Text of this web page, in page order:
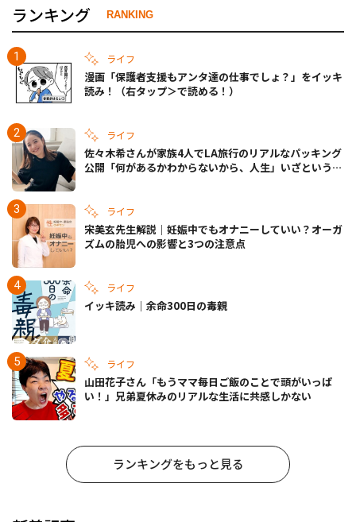
ランキング RANKING
ライフ
漫画「保護者支援もアンタ達の仕事でしょ？」をイッキ
読み！（右タップ＞で読める！）
ライフ
佐々木希さんが家族4人でLA旅行のリアルなパッキング
公開「何があるかわからないから、人生」いざというと
ライフ
宋美玄先生解説｜妊娠中でもオナニーしていい？オーガ
ズムの胎児への影響と3つの注意点
ライフ
イッキ読み｜余命300日の毒親
ライフ
山田花子さん「もうママ毎日ご飯のことで頭がいっぱ
い！」兄弟夏休みのリアルな生活に共感しかない
ランキングをもっと見る